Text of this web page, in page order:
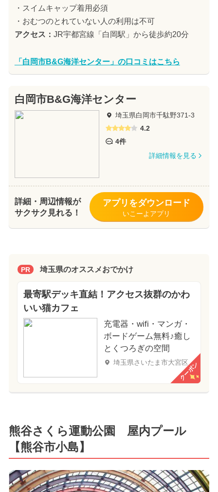
・スイムキャップ着用必須
・おむつのとれていない人の利用は不可
アクセス： JR宇都宮線「白岡駅」から徒歩約20分
「白岡市B&G海洋センター」の口コミはこちら
白岡市B&G海洋センター
埼玉県白岡市千駄野371-3
4.2
4件
詳細情報を見る
詳細・周辺情報が
サクサク見れる！
アプリをダウンロード
いこーよアプリ
PR 埼玉県のオススメおでかけ
最寄駅デッキ直結！アクセス抜群のかわ
いい猫カフェ
充電器・wifi・マンガ・
ボードゲーム無料♪癒し
とくつろぎの空間
埼玉県さいたま市大宮区クーポン
熊谷さくら運動公園 屋内プール
【熊谷市小島】